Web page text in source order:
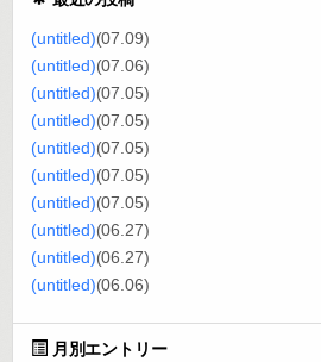
(untitled)(07.09)
(untitled)(07.06)
(untitled)(07.05)
(untitled)(07.05)
(untitled)(07.05)
(untitled)(07.05)
(untitled)(07.05)
(untitled)(06.27)
(untitled)(06.27)
(untitled)(06.06)
月別エントリー